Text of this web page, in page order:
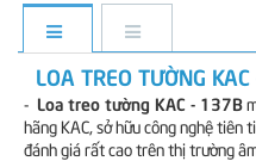
LOA TREO TƯỜNG
- Loa treo tường KAC - 137B
hãng KAC, sở hữu công nghệ tiên
đánh giá rất cao trên thị trường